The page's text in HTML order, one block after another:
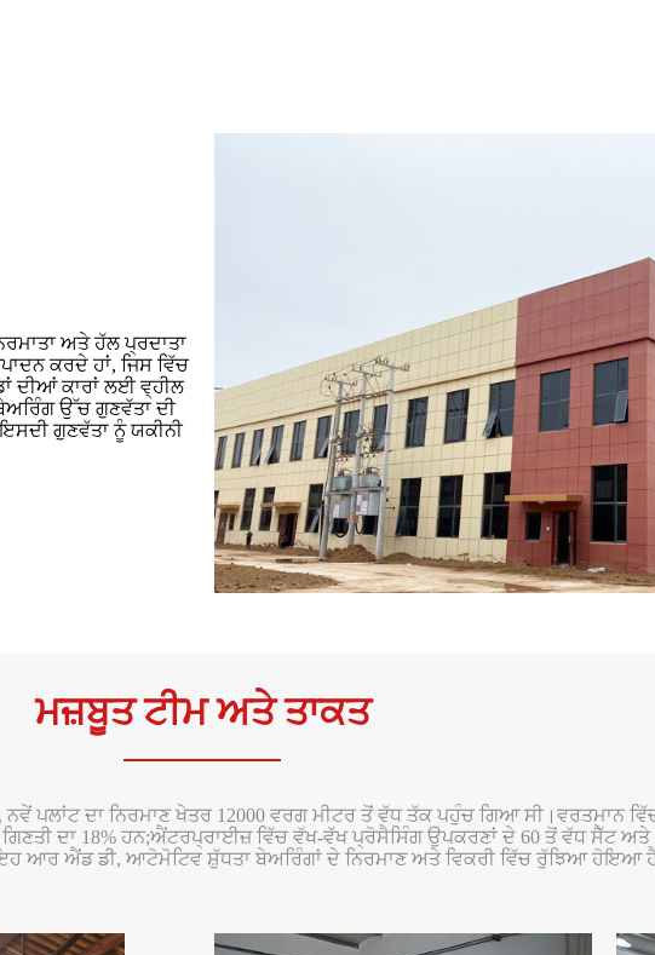
ਅਤੇ ਹੱਲ ਪ੍ਰਦਾਤਾ
ਕਰਦੇ ਹਾਂ, ਜਿਸ ਵਿੱਚ
ਦੀਆਂ ਕਾਰਾਂ ਲਈ ਵ੍ਹੀਲ
ਉੱਚ ਗੁਣਵੱਤਾ ਦੀ
ਗੁਣਵੱਤਾ ਨੂੰ ਯਕੀਨੀ
ਮਜ਼ਬੂਤ ​​ਟੀਮ ਅਤੇ ਤਾਕਤ
ਨਵੇਂ ਪਲਾਂਟ ਦਾ ਨਿਰਮਾਣ ਖੇਤਰ 12000 ਵਰਗ ਮੀਟਰ ਤੋਂ ਵੱਧ ਤੱਕ ਪਹੁੰਚ ਗਿਆ ਸੀ।ਵਰਤਮਾਨ
ਦਾ 18% ਹਨ;ਐਂਟਰਪ੍ਰਾਈਜ਼ ਵਿੱਚ ਵੱਖ-ਵੱਖ ਪ੍ਰੋਸੈਸਿੰਗ ਉਪਕਰਣਾਂ ਦੇ 60 ਤੋਂ ਵੱਧ ਸੈੱਟ
ਆਰ ਐਂਡ ਡੀ, ਆਟੋਮੋਟਿਵ ਸ਼ੁੱਧਤਾ ਬੇਅਰਿੰਗਾਂ ਦੇ ਨਿਰਮਾਣ ਅਤੇ ਵਿਕਰੀ ਵਿੱਚ ਰੁੱਝਿਆ ਹੋਇਆ